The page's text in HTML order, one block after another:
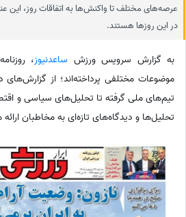
عرصه‌های مختلف تا واکنش‌ها به اتفاقات روز، این
در این روزها هستند.
به گزارش سرویس ورزش ساعدنیوز،
موضوعات مختلفی پرداخته‌اند؛ از
تیم‌های ملی گرفته تا تحلیل‌های سیاسی و
تحلیل‌ها و دیدگاه‌های تازه‌ای به مخاطبان